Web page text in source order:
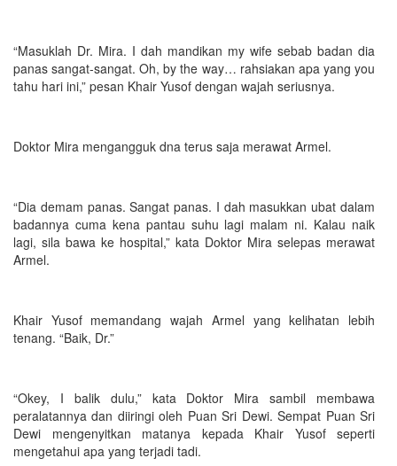
“Masuklah Dr. Mira. I dah mandikan my wife sebab badan dia
panas sangat-sangat. Oh, by the way… rahsiakan apa yang you
tahu hari ini,” pesan Khair Yusof dengan wajah seriusnya.
Doktor Mira mengangguk dna terus saja merawat Armel.
“Dia demam panas. Sangat panas. I dah masukkan ubat dalam
badannya cuma kena pantau suhu lagi malam ni. Kalau naik
lagi, sila bawa ke hospital,” kata Doktor Mira selepas merawat
Armel.
Khair Yusof memandang wajah Armel yang kelihatan lebih
tenang. “Baik, Dr.”
“Okey, I balik dulu,” kata Doktor Mira sambil membawa
peralatannya dan diiringi oleh Puan Sri Dewi. Sempat Puan Sri
Dewi mengenyitkan matanya kepada Khair Yusof seperti
mengetahui apa yang terjadi tadi.